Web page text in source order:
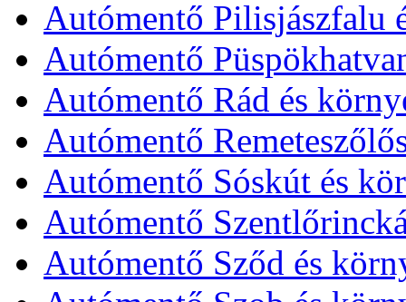
Autómentő Pilisjászfalu
Autómentő
Autómentő Rád és
Autómentő
Autómentő Sóskút és
Autómentő
Autómentő Sződ és